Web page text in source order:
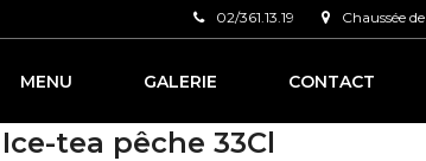
02/361.13.19 Chaussée
MENU GALERIE CONTACT
Ice-tea pêche 33Cl